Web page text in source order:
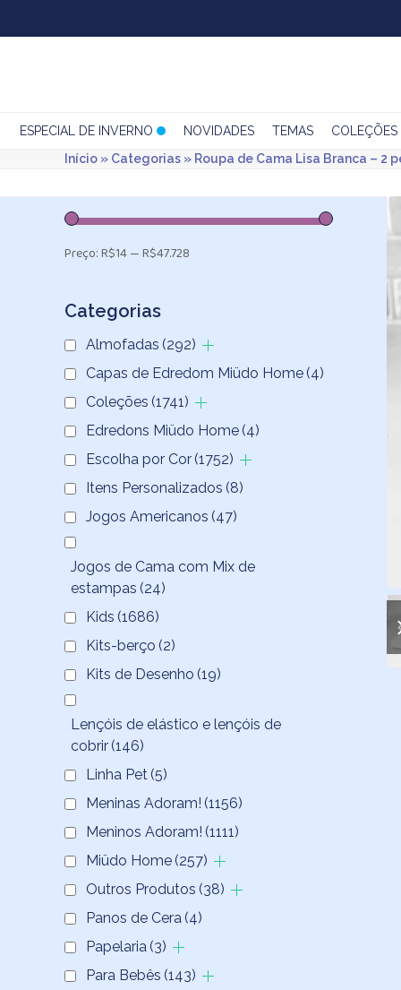
ESPECIAL DE INVERNO NOVIDADES TEMAS
COLEÇÕES
Início » Categorias » Roupa de Cama Lisa Branca – 2
Preço:R$14—R$47.728
Categorias
Almofadas (292)
Capas de Edredom Miüdo Home (4)
Coleções (1741)
Edredons Miüdo Home (4)
Escolha por Cor (1752)
Itens Personalizados (8)
Jogos Americanos (47)
Jogos de Cama com Mix de
estampas (24)
Kids (1686)
Kits-berço (2)
Kits de Desenho (19)
Lençóis de elástico e lençóis de
cobrir (146)
Linha Pet (5)
Meninas Adoram! (1156)
Meninos Adoram! (1111)
Miüdo Home (257)
Outros Produtos (38)
Panos de Cera (4)
Papelaria (3)
Para Bebês (143)